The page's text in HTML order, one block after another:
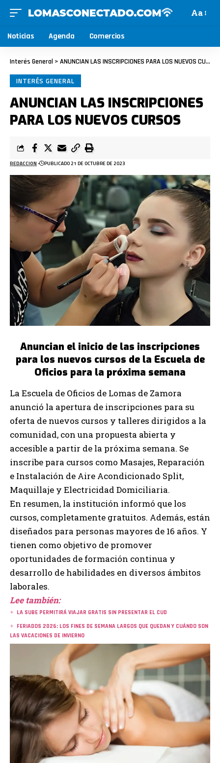
Aa
Noticias Agenda Comercios
Interés General > ANUNCIAN LAS INSCRIPCIONES PARA LOS NUEVOS CURSOS
INTERÉS GENERAL
ANUNCIAN LAS INSCRIPCIONES
PARA LOS NUEVOS CURSOS
REDACCION PUBLICADO 21 DE OCTUBRE DE 2023
Anuncian el inicio de las inscripciones
para los nuevos cursos de la Escuela de
Oficios para la próxima semana
La Escuela de Oficios de Lomas de Zamora
anunció la apertura de inscripciones para su
oferta de nuevos cursos y talleres dirigidos a la
comunidad, con una propuesta abierta y
accesible a partir de la próxima semana. Se
inscribe para cursos como Masajes, Reparación
e Instalación de Aire Acondicionado Split,
Maquillaje y Electricidad Domiciliaria.
En resumen, la institución informó que los
cursos, completamente gratuitos. Además, están
diseñados para personas mayores de 16 años. Y
tienen como objetivo de promover
oportunidades de formación continua y
desarrollo de habilidades en diversos ámbitos
laborales.
Lee también:
LA SUBE PERMITIRÁ VIAJAR GRATIS SIN PRESENTAR EL CUD
FERIADOS 2026: LOS FINES DE SEMANA LARGOS QUE QUEDAN Y CUÁNDO SON
LAS VACACIONES DE INVIERNO